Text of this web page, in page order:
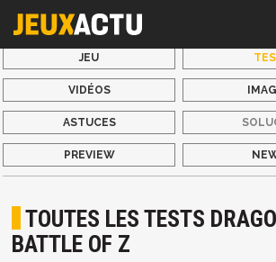
JEU
VIDÉOS
ASTUCES
PREVIEW
TOUTES LES TESTS
BATTLE OF Z